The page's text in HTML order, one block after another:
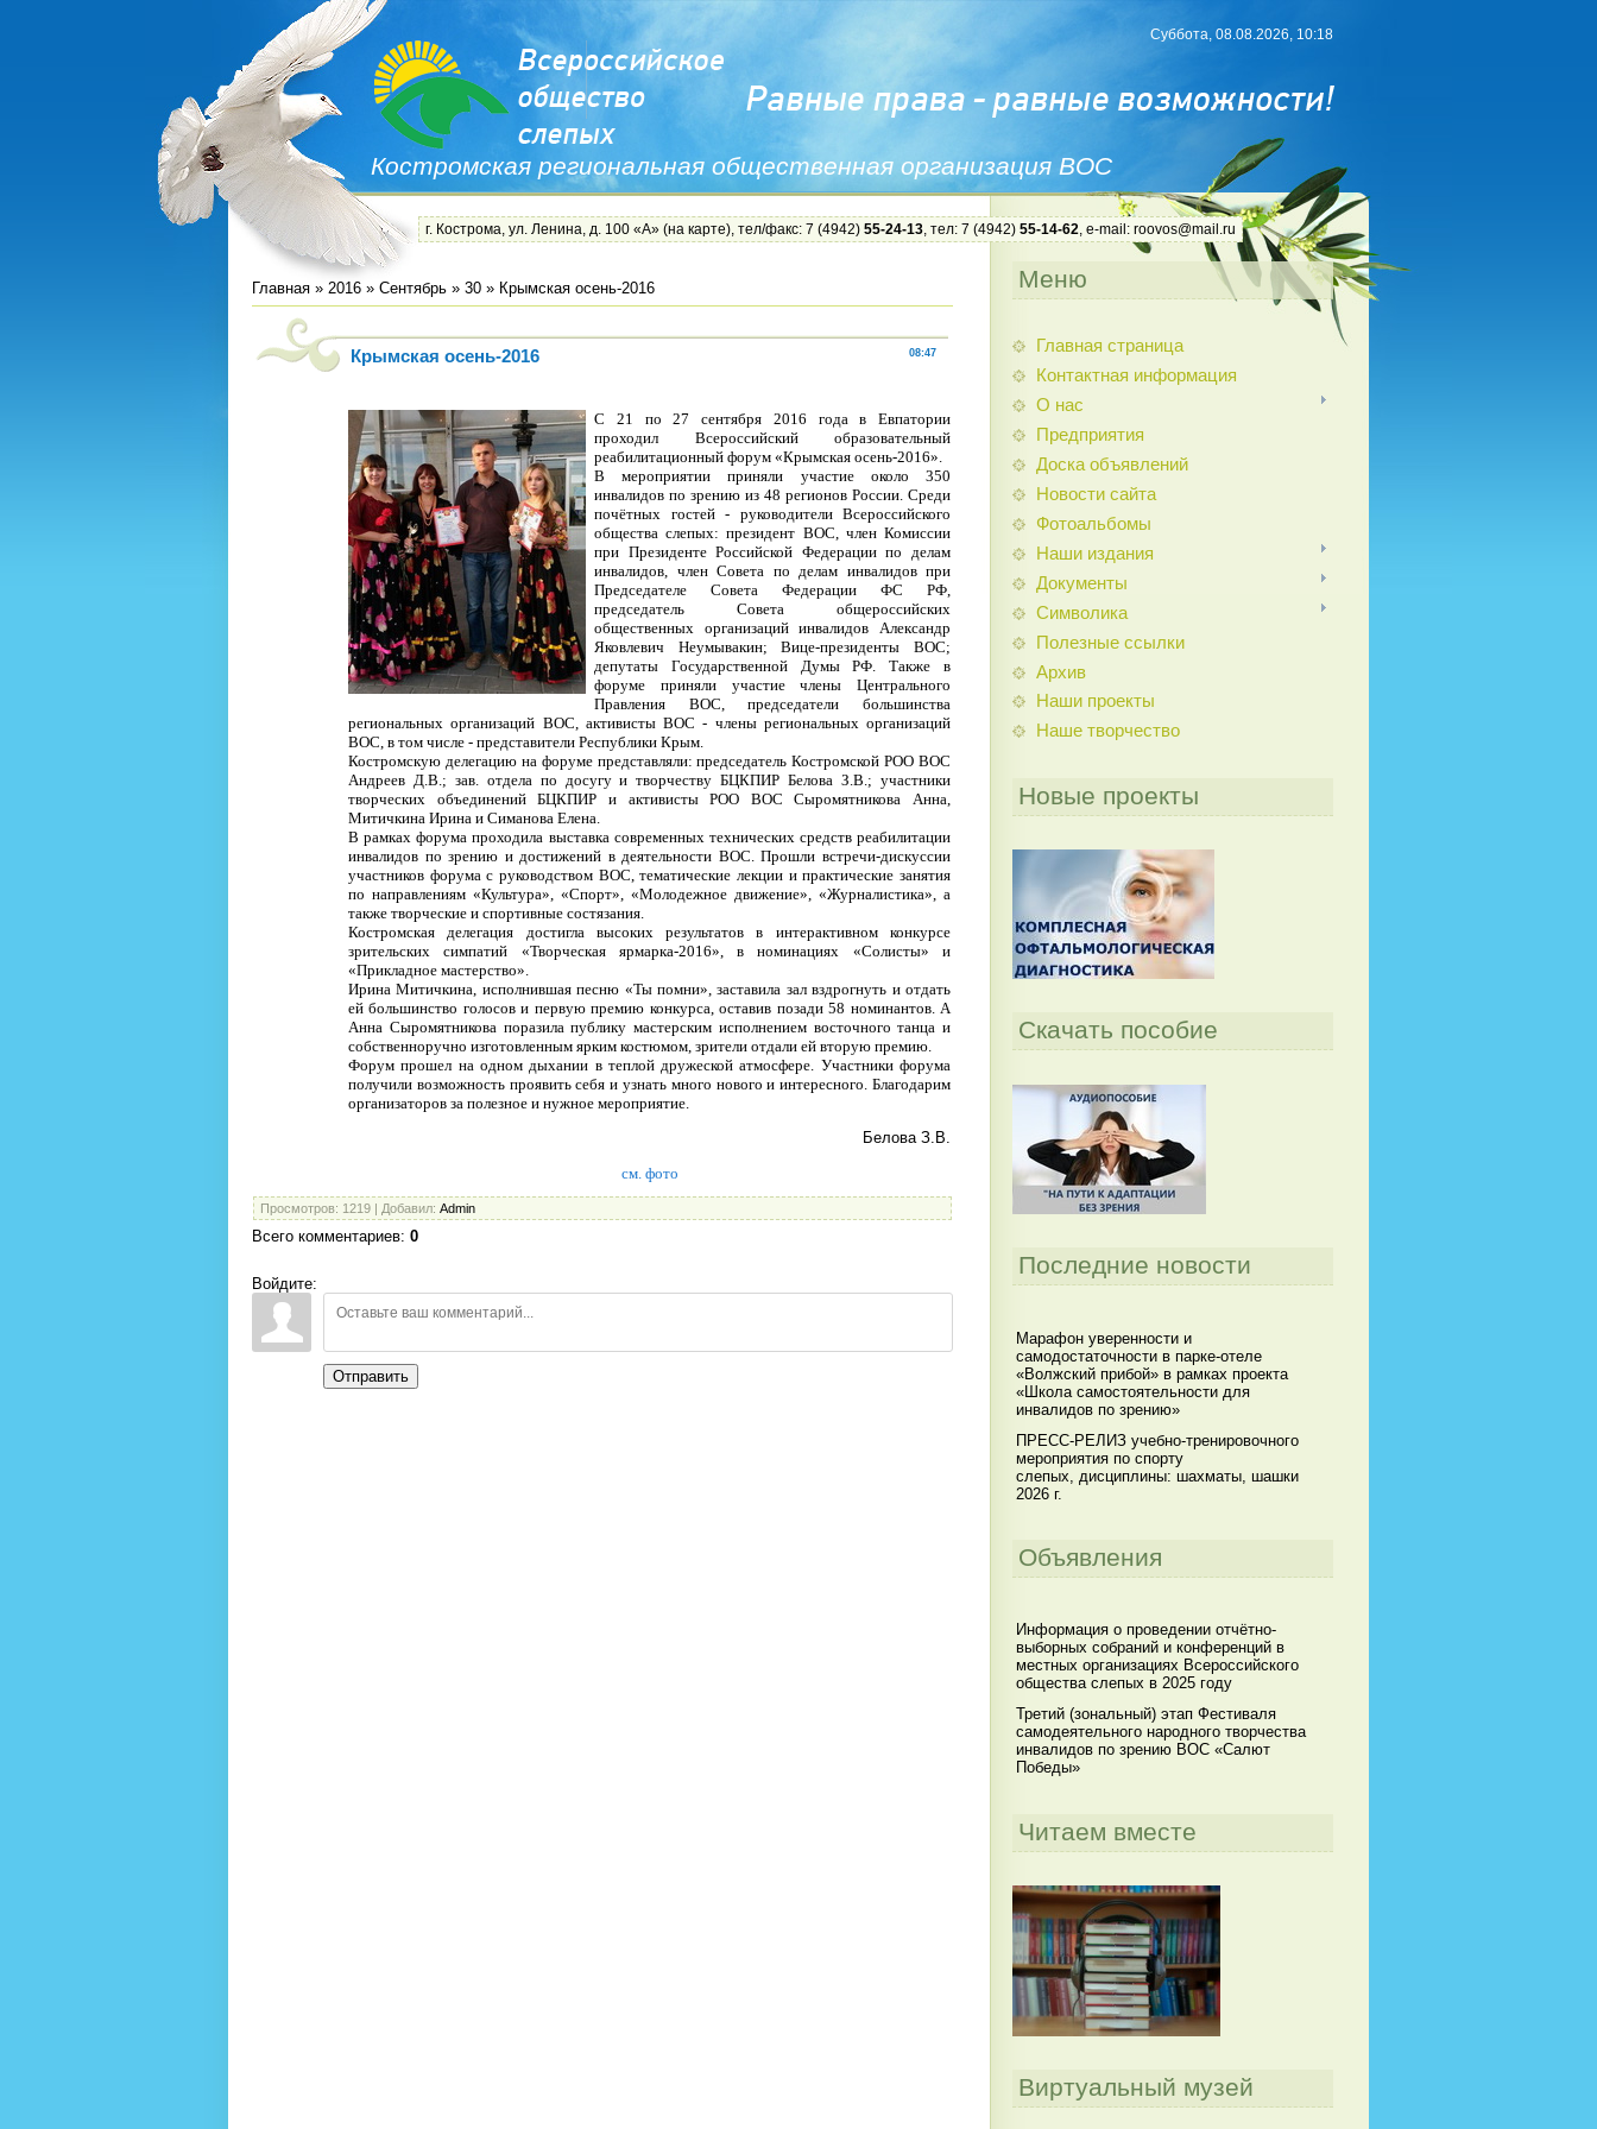
Костромская региональная общественная организация ВОС
Суббота, 08.08.2026, 10:18
г. Кострома, ул. Ленина, д. 100 «А» (на карте), тел/факс: 7 (4942) 55-24-13, тел: 7 (4942) 55-14-62, e-mail: roovos@mail.ru
Главная » 2016 » Сентябрь » 30 » Крымская осень-2016
08:47
Крымская осень-2016
С 21 по 27 сентября 2016 года в Евпатории
проходил Всероссийский образовательный
реабилитационный форум «Крымская осень-2016».
В мероприятии приняли участие около 350
инвалидов по зрению из 48 регионов России. Среди
почётных гостей - руководители Всероссийского
общества слепых: президент ВОС, член Комиссии
при Президенте Российской Федерации по делам
инвалидов, член Совета по делам инвалидов при
Председателе Совета Федерации ФС РФ,
председатель Совета общероссийских
общественных организаций инвалидов Александр
Яковлевич Неумывакин; Вице-президенты ВОС;
депутаты Государственной Думы РФ. Также в
форуме приняли участие члены Центрального
Правления ВОС, председатели большинства
региональных организаций ВОС, активисты ВОС - члены региональных организаций
ВОС, в том числе - представители Республики Крым.
Костромскую делегацию на форуме представляли: председатель Костромской РОО ВОС
Андреев Д.В.; зав. отдела по досугу и творчеству БЦКПИР Белова З.В.; участники
творческих объединений БЦКПИР и активисты РОО ВОС Сыромятникова Анна,
Митичкина Ирина и Симанова Елена.
В рамках форума проходила выставка современных технических средств реабилитации
инвалидов по зрению и достижений в деятельности ВОС. Прошли встречи-дискуссии
участников форума с руководством ВОС, тематические лекции и практические занятия
по направлениям «Культура», «Спорт», «Молодежное движение», «Журналистика», а
также творческие и спортивные состязания.
Костромская делегация достигла высоких результатов в интерактивном конкурсе
зрительских симпатий «Творческая ярмарка-2016», в номинациях «Солисты» и
«Прикладное мастерство».
Ирина Митичкина, исполнившая песню «Ты помни», заставила зал вздрогнуть и отдать
ей большинство голосов и первую премию конкурса, оставив позади 58 номинантов. А
Анна Сыромятникова поразила публику мастерским исполнением восточного танца и
собственноручно изготовленным ярким костюмом, зрители отдали ей вторую премию.
Форум прошел на одном дыхании в теплой дружеской атмосфере. Участники форума
получили возможность проявить себя и узнать много нового и интересного. Благодарим
организаторов за полезное и нужное мероприятие.
Белова З.В.
см. фото
Просмотров: 1219 | Добавил: Admin
Всего комментариев: 0
Войдите:
Отправить
Меню
Главная страница
Контактная информация
О нас
Предприятия
Доска объявлений
Новости сайта
Фотоальбомы
Наши издания
Документы
Символика
Полезные ссылки
Архив
Наши проекты
Наше творчество
Новые проекты
Скачать пособие
Последние новости
Марафон уверенности и
самодостаточности в парке-отеле
«Волжский прибой» в рамках проекта
«Школа самостоятельности для
инвалидов по зрению»
ПРЕСС-РЕЛИЗ учебно-тренировочного
мероприятия по спорту
слепых, дисциплины: шахматы, шашки
2026 г.
Объявления
Информация о проведении отчётно-
выборных собраний и конференций в
местных организациях Всероссийского
общества слепых в 2025 году
Третий (зональный) этап Фестиваля
самодеятельного народного творчества
инвалидов по зрению ВОС «Салют
Победы»
Читаем вместе
Виртуальный музей